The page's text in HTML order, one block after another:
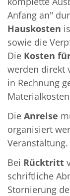
Anfang an"
Hauskosten
sowie die
Die Kosten
werden direkt
in Rechnung
Die Anreise
organisiert
Veranstaltung.
Bei Rücktritt
schriftliche
Stornierung